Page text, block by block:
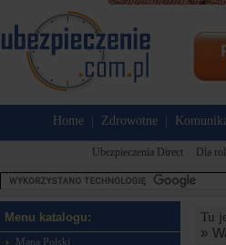
Home Zdrowotne
Ubezpieczenia Direct Dla
Menu katalogu:
Mapa Polski
Tu
»